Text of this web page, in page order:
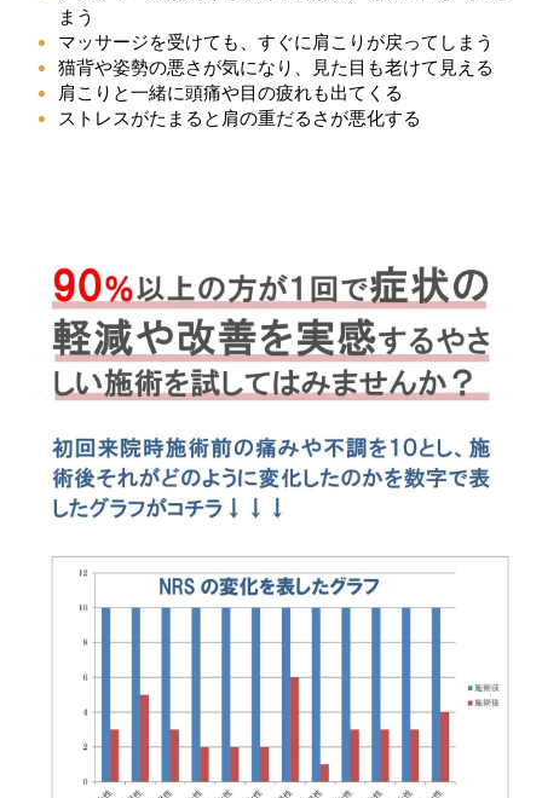
まう
マッサージを受けても、すぐに肩こりが戻ってしまう
猫背や姿勢の悪さが気になり、見た目も老けて見える
肩こりと一緒に頭痛や目の疲れも出てくる
ストレスがたまると肩の重だるさが悪化する